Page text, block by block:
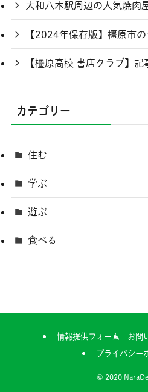
大和八木駅周辺の人気焼肉
【2024年保存版】橿原市
【橿原高校 書店クラブ】記
カテゴリー
住む
学ぶ
遊ぶ
食べる
情報提供フォーム お問
プライバシー
© 2020